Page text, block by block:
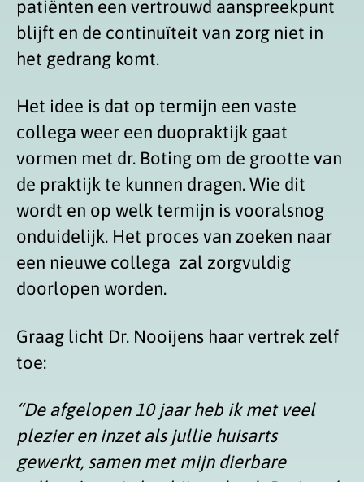
patiënten een vertrouwd aanspreekpunt
blijft en de continuïteit van zorg niet in
het gedrang komt.
Het idee is dat op termijn een vaste
collega weer een duopraktijk gaat
vormen met dr. Boting om de grootte van
de praktijk te kunnen dragen. Wie dit
wordt en op welk termijn is vooralsnog
onduidelijk. Het proces van zoeken naar
een nieuwe collega zal zorgvuldig
doorlopen worden.
Graag licht Dr. Nooijens haar vertrek zelf
toe:
“De afgelopen 10 jaar heb ik met veel
plezier en inzet als jullie huisarts
gewerkt, samen met mijn dierbare